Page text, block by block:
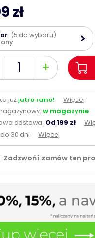
zł
(5 do wyboru)
+
już jutro rano!
Więcej
w magazynie
dostawa: Od 199 zł
30 dni
Więcej
Zadzwoń i zamów ten